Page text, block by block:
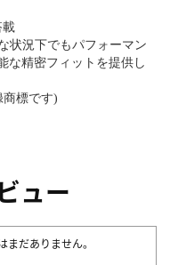
載
状況下でもパフォーマン
な精密フィットを提供し
標です)
ュー
だありません。